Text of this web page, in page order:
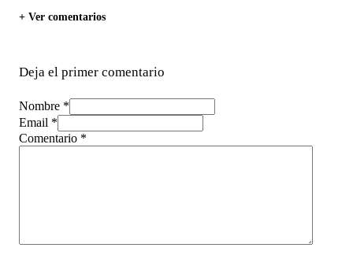
+ Ver comentarios
Deja el primer comentario
Nombre *
Email *
Comentario *